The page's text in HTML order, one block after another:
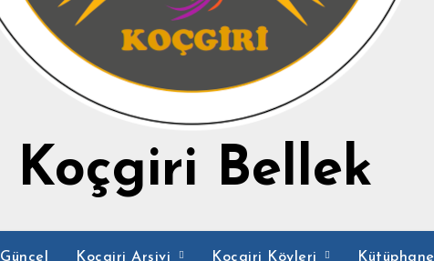
Koçgiri Bellek
Güncel Koçgiri Arşivi Koçgiri Köyleri Kütüphane